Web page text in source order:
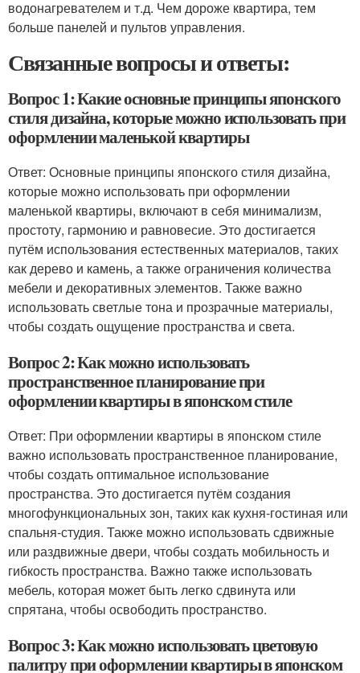
водонагревателем и т.д. Чем дороже квартира, тем
больше панелей и пультов управления.
Связанные вопросы и ответы:
Вопрос 1: Какие основные принципы японского
стиля дизайна, которые можно использовать при
оформлении маленькой квартиры
Ответ: Основные принципы японского стиля дизайна,
которые можно использовать при оформлении
маленькой квартиры, включают в себя минимализм,
простоту, гармонию и равновесие. Это достигается
путём использования естественных материалов, таких
как дерево и камень, а также ограничения количества
мебели и декоративных элементов. Также важно
использовать светлые тона и прозрачные материалы,
чтобы создать ощущение пространства и света.
Вопрос 2: Как можно использовать
пространственное планирование при
оформлении квартиры в японском стиле
Ответ: При оформлении квартиры в японском стиле
важно использовать пространственное планирование,
чтобы создать оптимальное использование
пространства. Это достигается путём создания
многофункциональных зон, таких как кухня-гостиная или
спальня-студия. Также можно использовать сдвижные
или раздвижные двери, чтобы создать мобильность и
гибкость пространства. Важно также использовать
мебель, которая может быть легко сдвинута или
спрятана, чтобы освободить пространство.
Вопрос 3: Как можно использовать цветовую
палитру при оформлении квартиры в японском